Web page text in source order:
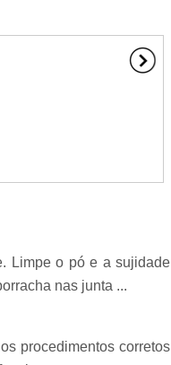
Limpe o pó e a sujidade
nas junta ...
procedimentos corretos